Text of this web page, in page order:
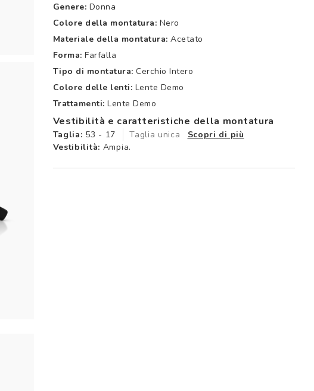
Genere: Donna
Colore della montatura: Nero
Materiale della montatura: Acetato
Forma: Farfalla
Tipo di montatura: Cerchio Intero
Colore delle lenti: Lente Demo
Trattamenti: Lente Demo
Vestibilità e caratteristiche della montatura
Taglia: 53 - 17 Taglia unica
Scopri di più
Vestibilità: Ampia.